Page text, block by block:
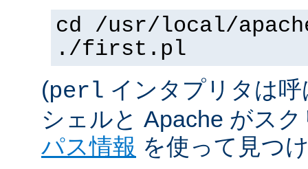
cd /usr/local/
./first.pl
(perl インタプリタは
シェルと Apache がス
パス情報 を使って見つ